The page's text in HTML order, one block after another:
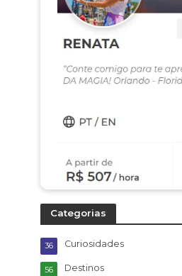
Categorias
Curiosidades
36
Destinos
56